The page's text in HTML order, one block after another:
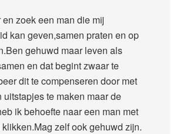
zoek een man die mij
kan geven,samen praten en op
gehuwd maar leven als
en dat begint zwaar te
dit te compenseren door met
uitstapjes te maken maar de
ik behoefte naar een man met
zelf ook gehuwd zijn.